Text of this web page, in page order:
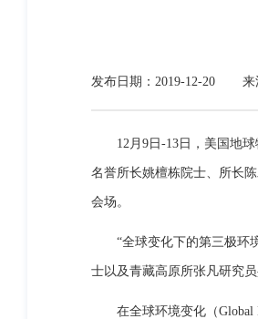
发布日期：2019-12-20 来
12月9日-13日，美国地
名誉所长姚檀栋院士、所长
会场。
“全球变化下的第三极环
士以及青藏高原所张凡研究
在全球环境变化（